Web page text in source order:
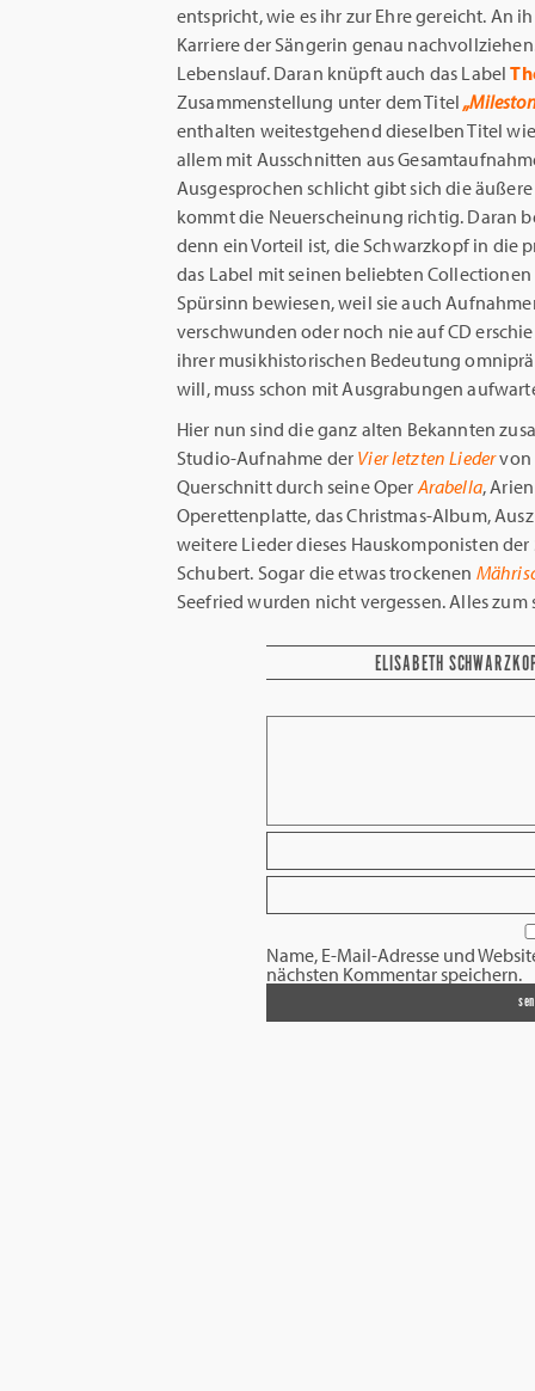
entspricht, wie es ihr zur Ehre gereicht. An
Karriere der Sängerin genau
Lebenslauf. Daran knüpft auch das Label
Zusammenstellung unter dem Titel
enthalten weitestgehend dieselben Titel
allem mit Ausschnitten aus
Ausgesprochen schlicht gibt sich die
kommt die Neuerscheinung richtig. Daran
denn ein Vorteil ist, die Schwarzkopf in die
das Label mit seinen beliebten
Spürsinn bewiesen, weil sie auch
verschwunden oder noch nie auf CD
ihrer musikhistorischen Bedeutung
will, muss schon mit Ausgrabungen
Hier nun sind die ganz alten Bekannten
Studio-Aufnahme der Vier letzten Liedervon
Querschnitt durch seine OperArabella,
Operettenplatte, das Christmas-Album,
weitere Lieder dieses Hauskomponisten
Schubert. Sogar die etwas trockenen
Seefried wurden nicht vergessen. Alles
ELISABETH
Name, E-Mail-Adresse und
nächsten Kommentar speichern.